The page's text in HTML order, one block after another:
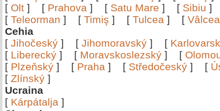
[ Olt ] [ Prahova ] [ Satu Mare ] [ Sibiu
[ Teleorman ] [ Timiş ] [ Tulcea ] [
Cehia
[ Jihočeský ] [ Jihomoravský ] [
[ Liberecký ] [ Moravskoslezský ] [
[ Plzeňský ] [ Praha ] [ Středočeský ] [
[ Zlínský ]
Ucraina
[ Kárpátalja ]